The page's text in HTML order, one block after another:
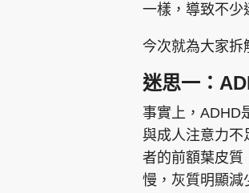
關於我們 聯絡我們
一樣，導致不
今次就為大家拆
迷思一：
事實上，ADHD
與成人注意力不
者的前額葉皮質
慢，灰質明顯減